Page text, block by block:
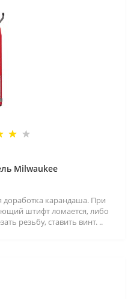
Milwaukee
доработка карандаша. При
штифт ломается, либо
резьбу, ставить винт. ..